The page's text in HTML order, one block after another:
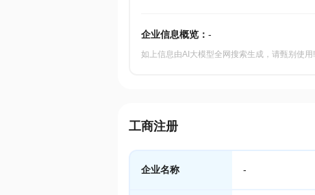
企业信息概览： -
如上信息由AI大模型全网搜索生成，请甄别使用!
工商注册
企业名称 -